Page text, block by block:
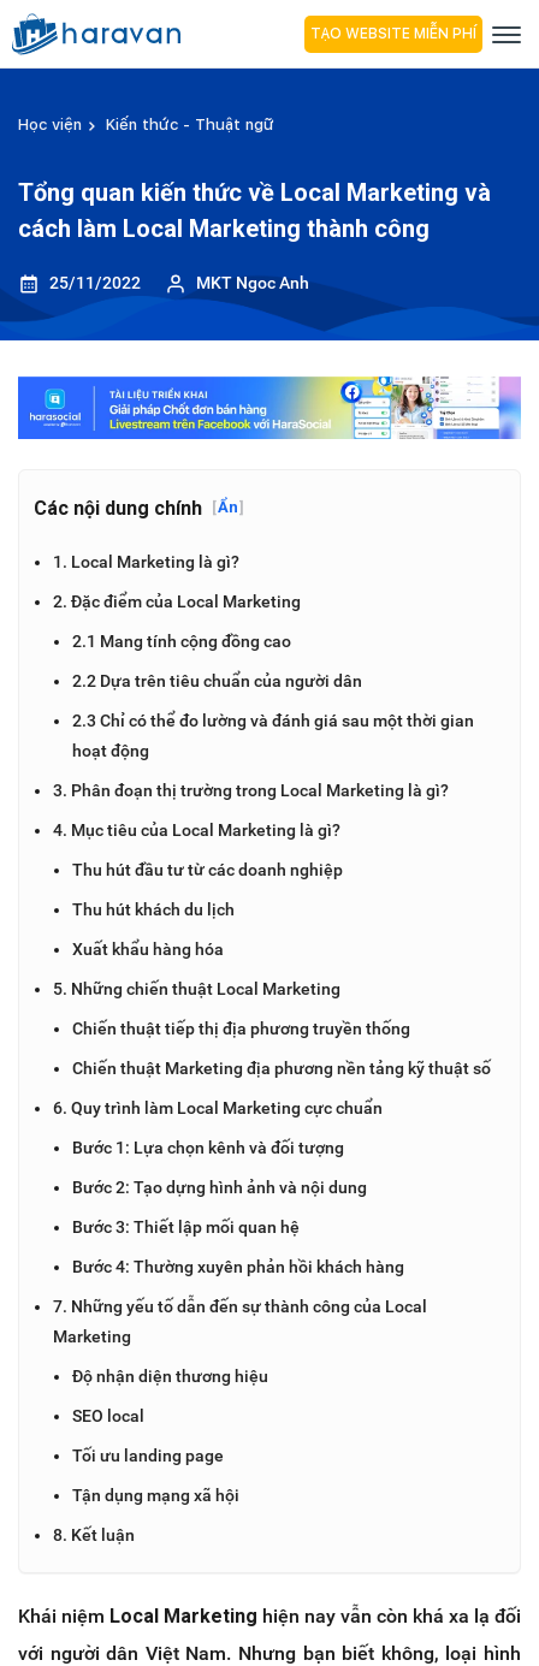
TẠO WEBSITE MIỄN PHÍ
Học viện Kiến thức - Thuật ngữ
Tổng quan kiến thức về Local Marketing và
cách làm Local Marketing thành công
25/11/2022 MKT Ngoc Anh
Các nội dung chính [Ẩn]
1. Local Marketing là gì?
2. Đặc điểm của Local Marketing
2.1 Mang tính cộng đồng cao
2.2 Dựa trên tiêu chuẩn của người dân
2.3 Chỉ có thể đo lường và đánh giá sau một thời gian
hoạt động
3. Phân đoạn thị trường trong Local Marketing là gì?
4. Mục tiêu của Local Marketing là gì?
Thu hút đầu tư từ các doanh nghiệp
Thu hút khách du lịch
Xuất khẩu hàng hóa
5. Những chiến thuật Local Marketing
Chiến thuật tiếp thị địa phương truyền thống
Chiến thuật Marketing địa phương nền tảng kỹ thuật số
6. Quy trình làm Local Marketing cực chuẩn
Bước 1: Lựa chọn kênh và đối tượng
Bước 2: Tạo dựng hình ảnh và nội dung
Bước 3: Thiết lập mối quan hệ
Bước 4: Thường xuyên phản hồi khách hàng
7. Những yếu tố dẫn đến sự thành công của Local
Marketing
Độ nhận diện thương hiệu
SEO local
Tối ưu landing page
Tận dụng mạng xã hội
8. Kết luận
Khái niệm Local Marketing hiện nay vẫn còn khá xa lạ đối
với người dân Việt Nam. Nhưng bạn biết không, loại hình